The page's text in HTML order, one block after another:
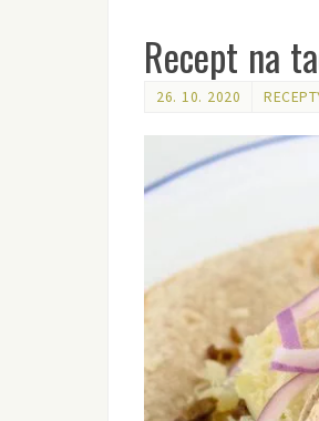
Recept na
26. 10. 2020